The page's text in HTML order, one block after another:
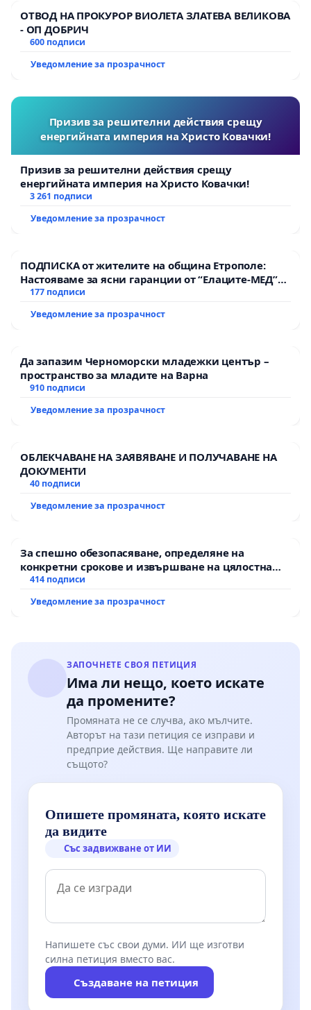
ОТВОД НА ПРОКУРОР ВИОЛЕТА ЗЛАТЕВА ВЕЛИКОВА
- ОП ДОБРИЧ
600 подписи
Уведомление за прозрачност
Призив за решителни действия срещу
енергийната империя на Христо Ковачки!
Призив за решителни действия срещу
енергийната империя на Христо Ковачки!
3 261 подписи
Уведомление за прозрачност
ПОДПИСКА от жителите на община Етрополе:
Настояваме за ясни гаранции от “Елаците-МЕД”
АД и от държавата, че ще се изпълнят всички
177 подписи
Уведомление за прозрачност
Да запазим Черноморски младежки център –
пространство за младите на Варна
910 подписи
Уведомление за прозрачност
ОБЛЕКЧАВАНЕ НА ЗАЯВЯВАНЕ И ПОЛУЧАВАНЕ НА
ДОКУМЕНТИ
40 подписи
Уведомление за прозрачност
За спешно обезопасяване, определяне на
конкретни срокове и извършване на цялостна
рехабилитация на републиканския път между
Мирово - к.к. Момин проход
414 подписи
Уведомление за прозрачност
ЗАПОЧНЕТЕ СВОЯ ПЕТИЦИЯ
Има ли нещо, което искате
да промените?
Промяната не се случва, ако мълчите.
Авторът на тази петиция се изправи и
предприе действия. Ще направите ли
същото?
Опишете промяната, която искате
да видите
Със задвижване от ИИ
Напишете със свои думи. ИИ ще изготви
силна петиция вместо вас.
Създаване на петиция